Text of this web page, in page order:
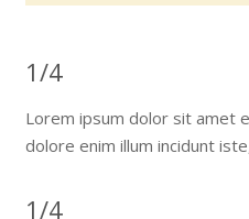
1/4
Lorem ipsum dolor sit amet
dolore enim illum incidunt
1/4